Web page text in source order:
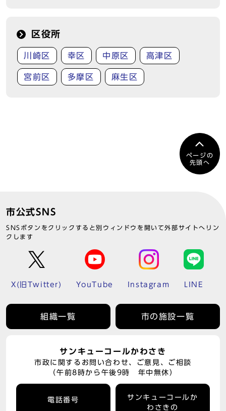
区役所
川崎区 幸区 中原区 高津区
宮前区 多摩区 麻生区
ページの
先頭へ
市公式SNS
SNSボタンをクリックすると別ウィンドウを開いて外部サイトへリン
クします
X(旧Twitter) YouTube Instagram LINE
組織一覧 市の施設一覧
サンキューコールかわさき
市政に関するお問い合わせ、ご意見、ご相談
（午前8時から午後9時 年中無休）
電話番号
サンキューコールか
わさきの